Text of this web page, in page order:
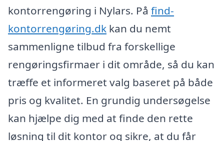
kontorrengøring i Nylars. På find-
kontorrengøring.dk kan du nemt
sammenligne tilbud fra forskellige
rengøringsfirmaer i dit område, så du kan
træffe et informeret valg baseret på både
pris og kvalitet. En grundig undersøgelse
kan hjælpe dig med at finde den rette
løsning til dit kontor og sikre, at du får